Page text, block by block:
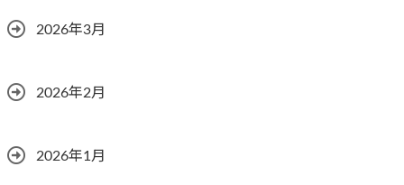
2026年3月
2026年2月
2026年1月